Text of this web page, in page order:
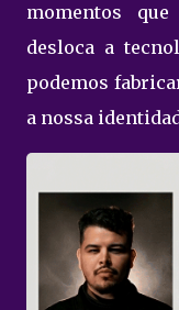
momentos
desloca a
podemos
a nossa